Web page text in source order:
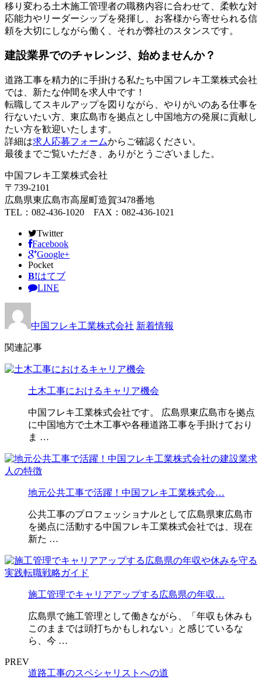
移り変わる土木施工管理者の職務内容に合わせて、柔軟な対
応能力やリーダーシップを発揮し、お客様から寄せられる信
頼を大切にしながら働く、それが弊社のスタンスです。
建設業界でのチャレンジ、始めませんか？
道路工事を精力的に手掛ける私たち中国フレキ工業株式会社
では、新たな仲間を求人中です！
転職してスキルアップを図りながら、やりがいのある仕事を
行ないたい方、東広島市を拠点とし中国地方の発展に貢献し
たい方を歓迎いたします。
詳細は求人応募フォームからご確認ください。
最後までご覧いただき、ありがとうございました。
中国フレキ工業株式会社
〒739-2101
広島県東広島市高屋町造賀3478番地
TEL：082-436-1020 FAX：082-436-1021
Twitter
Facebook
Google+
Pocket
B!はてブ
LINE
中国フレキ工業株式会社 新着情報
関連記事
土木工事におけるキャリア機会
中国フレキ工業株式会社です。 広島県東広島市を拠点
に中国地方で土木工事や各種道路工事を手掛けており
ま …
地元公共工事で活躍！中国フレキ工業株式会…
公共工事のプロフェッショナルとして広島県東広島市
を拠点に活動する中国フレキ工業株式会社では、現在
新た …
施工管理でキャリアアップする広島県の年収…
広島県で施工管理として働きながら、「年収も休みも
このままでは頭打ちかもしれない」と感じているな
ら、今 …
PREV
道路工事のスペシャリストへの道